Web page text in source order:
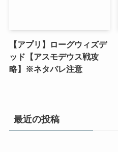
【アプリ】ローグウィズデ
ッド【アスモデウス戦攻
略】※ネタバレ注意
最近の投稿